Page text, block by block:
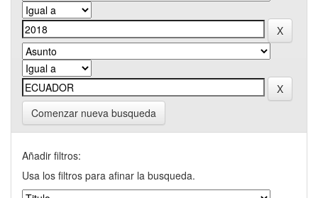
Comenzar nueva busqueda
Añadir filtros:
Usa los filtros para afinar la busqueda.